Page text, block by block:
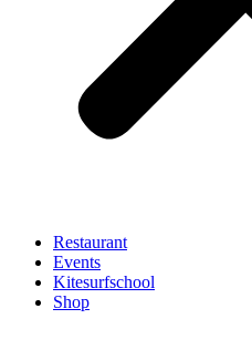
Restaurant
Events
Kitesurfschool
Shop